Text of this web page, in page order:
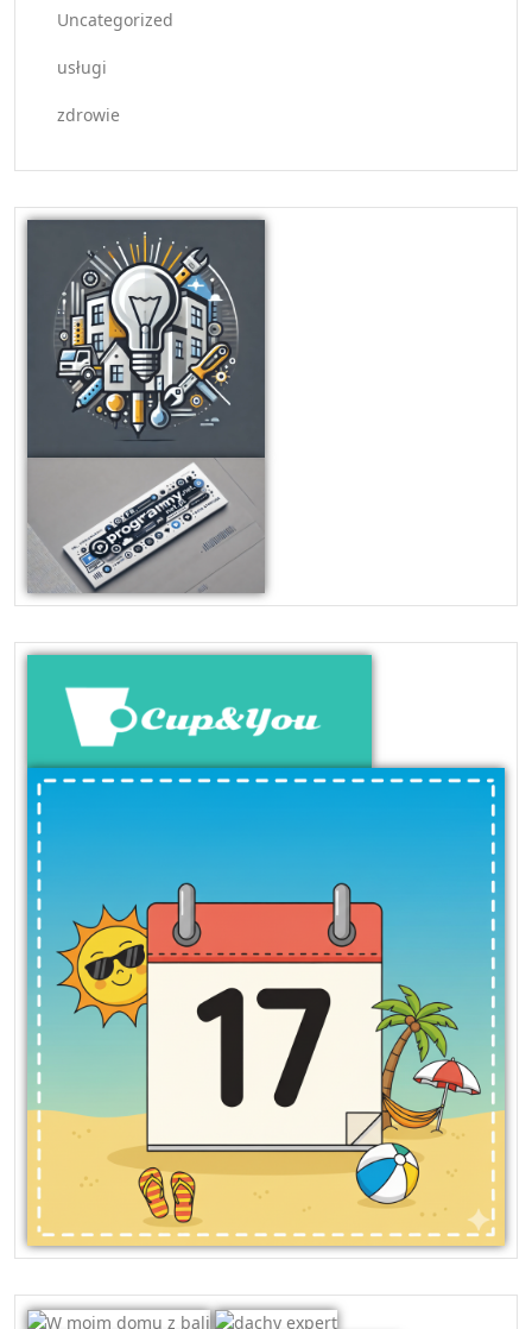
Uncategorized
usługi
zdrowie